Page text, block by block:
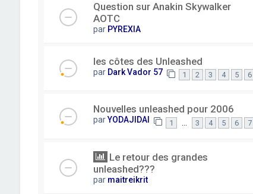
Question sur Anakin Skywalker
AOTC
par PYREXIA
les côtes des Unleashed
par Dark Vador 57 1 2 3 4 5 6
Nouvelles unleashed pour 2006
parYODAJIDAI 1 3 4 5 6 7
Le retour des grandes
unleashed???
par maitreikrit